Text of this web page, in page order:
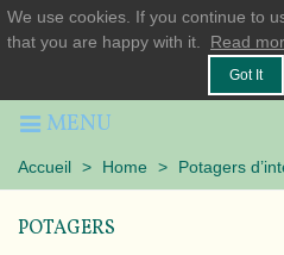
We use cookies. If you continue to
that you are happy with it.
Read
Got It
MENU
Accueil > Home > Potagers
POTAGERS